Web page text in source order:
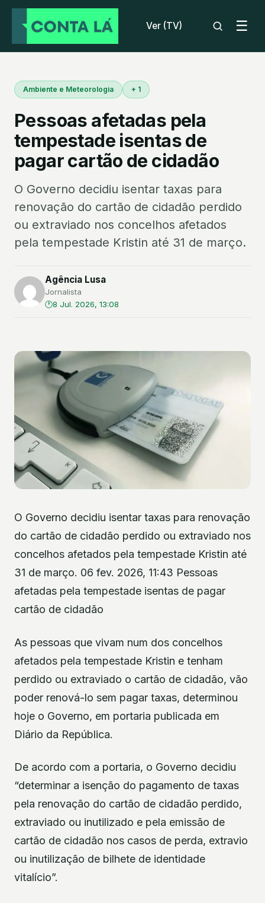
Ver (TV) ☰
Ambiente e Meteorologia + 1
Pessoas afetadas pela
tempestade isentas de
pagar cartão de cidadão
O Governo decidiu isentar taxas para
renovação do cartão de cidadão perdido
ou extraviado nos concelhos afetados
pela tempestade Kristin até 31 de março.
Agência Lusa
Jornalista
8 Jul. 2026, 13:08
O Governo decidiu isentar taxas para renovação
do cartão de cidadão perdido ou extraviado nos
concelhos afetados pela tempestade Kristin até
31 de março. 06 fev. 2026, 11:43 Pessoas
afetadas pela tempestade isentas de pagar
cartão de cidadão
As pessoas que vivam num dos concelhos
afetados pela tempestade Kristin e tenham
perdido ou extraviado o cartão de cidadão, vão
poder renová-lo sem pagar taxas, determinou
hoje o Governo, em portaria publicada em
Diário da República.
De acordo com a portaria, o Governo decidiu
“determinar a isenção do pagamento de taxas
pela renovação do cartão de cidadão perdido,
extraviado ou inutilizado e pela emissão de
cartão de cidadão nos casos de perda, extravio
ou inutilização de bilhete de identidade
vitalício”.